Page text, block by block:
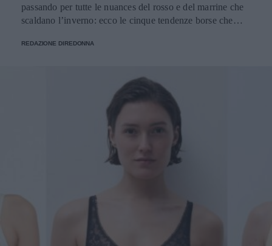
passando per tutte le nuances del rosso e del marrine che
scaldano l’inverno: ecco le cinque tendenze borse che
REDAZIONE DIREDONNA